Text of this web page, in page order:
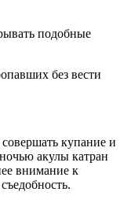
подобные
без вести
купание и
акулы катран
внимание к